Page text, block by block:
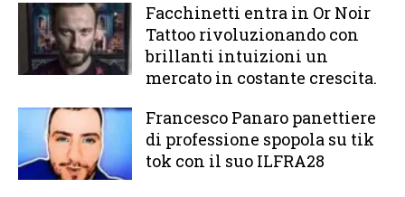
Facchinetti entra in Or Noir
Tattoo rivoluzionando con
brillanti intuizioni un
mercato in costante crescita.
Francesco Panaro panettiere
di professione spopola su tik
tok con il suo ILFRA28